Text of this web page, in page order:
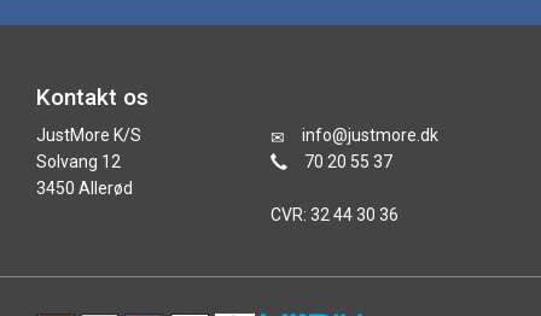
Kontakt os
JustMore K/S
Solvang 12
3450 Allerød
info@justmore.dk
70 20 55 37
CVR: 32 44 30 36